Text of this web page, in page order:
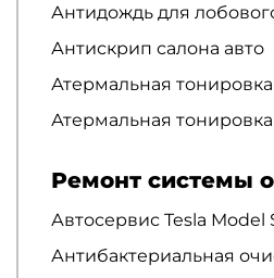
Антидождь для
Антискрип салона авто
Атермальная тонировка
Атермальная тонировка
Ремонт системы
Автосервис Tesla Model
Антибактериальная